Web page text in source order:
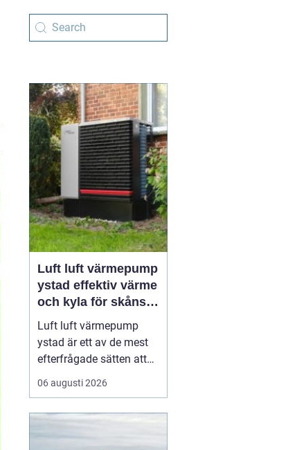
Luft luft värmepump
ystad effektiv värme
och kyla för skånskt
kustklimat
Luft luft värmepump
ystad är ett av de mest
efterfrågade sätten att
skapa ett behagligt
inomhusklimat i ett
husägare längs kusten
06 augusti 2026